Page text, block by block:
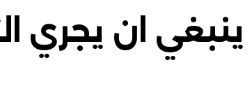
ينبغي ان يجري